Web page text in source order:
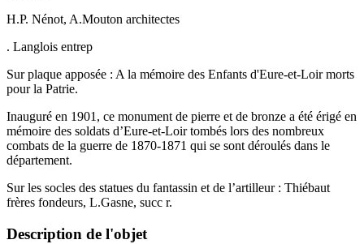
H.P. Nénot, A.Mouton architectes
. Langlois entrep
Sur plaque apposée : A la mémoire des Enfants d'Eure-et-Loir morts
pour la Patrie.
Inauguré en 1901, ce monument de pierre et de bronze a été érigé en
mémoire des soldats d’Eure-et-Loir tombés lors des nombreux
combats de la guerre de 1870-1871 qui se sont déroulés dans le
département.
Sur les socles des statues du fantassin et de l’artilleur : Thiébaut
frères fondeurs, L.Gasne, succ r.
Description de l'objet